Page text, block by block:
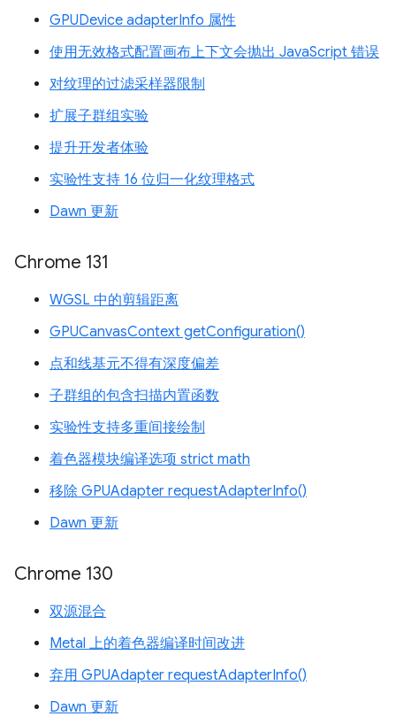
GPUDevice adapterInfo 属性
使用无效格式配置画布上下文会抛出 JavaScript 错误
对纹理的过滤采样器限制
扩展子群组实验
提升开发者体验
实验性支持 16 位归一化纹理格式
Dawn 更新
Chrome 131
WGSL 中的剪辑距离
GPUCanvasContext getConfiguration()
点和线基元不得有深度偏差
子群组的包含扫描内置函数
实验性支持多重间接绘制
着色器模块编译选项 strict math
移除 GPUAdapter requestAdapterInfo()
Dawn 更新
Chrome 130
双源混合
Metal 上的着色器编译时间改进
弃用 GPUAdapter requestAdapterInfo()
Dawn 更新